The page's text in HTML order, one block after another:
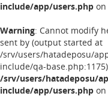
include/app/users.php
Warning: Cannot modify
sent by (output started at
/srv/users/hatadeposu/
include/qa-
/srv/users/hatadeposu/
include/app/users.php